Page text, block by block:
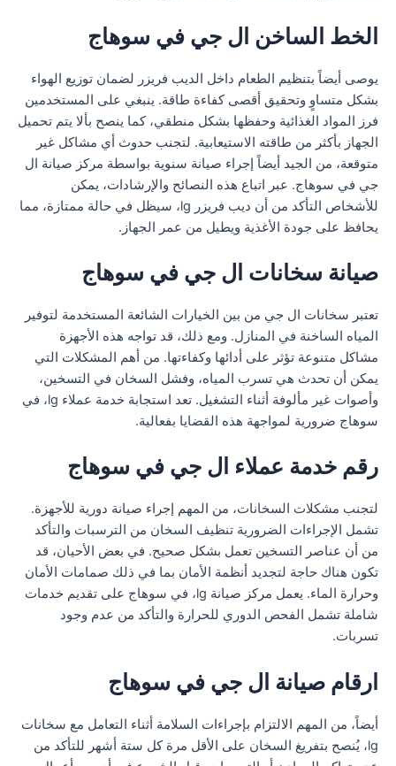
الخط الساخن ال جي في سوهاج
يوصى أيضاً بتنظيم الطعام داخل الديب فريزر لضمان توزيع الهواء
بشكل متساوٍ وتحقيق أقصى كفاءة طاقة. ينبغي على المستخدمين
فرز المواد الغذائية وحفظها بشكل منطقي، كما ينصح بألا يتم تحميل
الجهاز بأكثر من طاقته الاستيعابية. لتجنب حدوث أي مشاكل غير
متوقعة، من الجيد أيضاً إجراء صيانة سنوية بواسطة مركز صيانة ال
جي في سوهاج. عبر اتباع هذه النصائح والإرشادات، يمكن
للأشخاص التأكد من أن ديب فريزر lg، سيظل في حالة ممتازة، مما
يحافظ على جودة الأغذية ويطيل من عمر الجهاز.
صيانة سخانات ال جي في سوهاج
تعتبر سخانات ال جي من بين الخيارات الشائعة المستخدمة لتوفير
المياه الساخنة في المنازل. ومع ذلك، قد تواجه هذه الأجهزة
مشاكل متنوعة تؤثر على أدائها وكفاءتها. من أهم المشكلات التي
يمكن أن تحدث هي تسرب المياه، وفشل السخان في التسخين،
وأصوات غير مألوفة أثناء التشغيل. تعد استجابة خدمة عملاء lg، في
سوهاج ضرورية لمواجهة هذه القضايا بفعالية.
رقم خدمة عملاء ال جي في سوهاج
لتجنب مشكلات السخانات، من المهم إجراء صيانة دورية للأجهزة.
تشمل الإجراءات الضرورية تنظيف السخان من الترسبات والتأكد
من أن عناصر التسخين تعمل بشكل صحيح. في بعض الأحيان، قد
تكون هناك حاجة لتجديد أنظمة الأمان بما في ذلك صمامات الأمان
وحرارة الماء. يعمل مركز صيانة lg، في سوهاج على تقديم خدمات
شاملة تشمل الفحص الدوري للحرارة والتأكد من عدم وجود
تسربات.
ارقام صيانة ال جي في سوهاج
أيضاً، من المهم الالتزام بإجراءات السلامة أثناء التعامل مع سخانات
lg، يُنصح بتفريغ السخان على الأقل مرة كل ستة أشهر للتأكد من